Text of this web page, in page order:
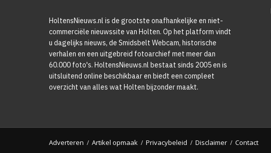
HoltensNieuws.nl is de grootste onafhankelijke en niet-
commerciële nieuwssite van Holten. Op het platform vindt
u dagelijks nieuws, de Smidsbelt Webcam, historische
verhalen en een uitgebreid fotoarchief met meer dan
60.000 foto's. HoltensNieuws.nl bestaat sinds 2005 en is
uitsluitend online beschikbaar en biedt een compleet
overzicht van alles wat Holten bijzonder maakt.
Adverteren Artikel opmaak Privacybeleid Disclaimer Contact